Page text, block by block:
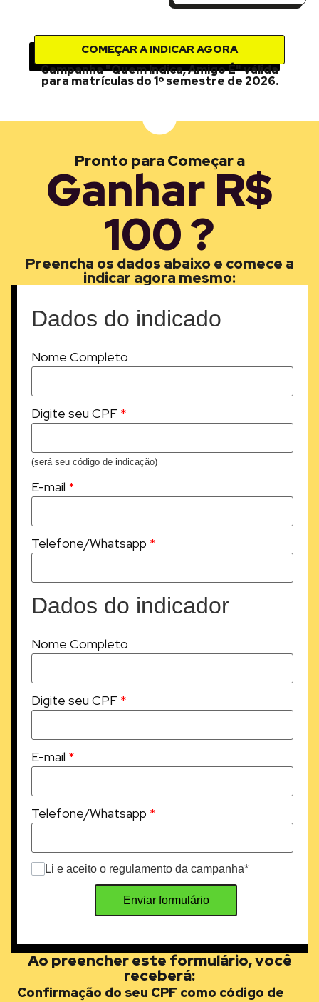
COMEÇAR A INDICAR AGORA
Campanha "Quem Indica, Amigo É" válida
para matrículas do 1º semestre de 2026.
Ao preencher este formulário, você
receberá:
Confirmação do seu CPF como código de
Pronto para Começar a
Ganhar R$
100 ?
Preencha os dados abaixo e comece a
indicar agora mesmo:
Dados do indicado
Nome Completo
Digite seu CPF *
(será seu código de indicação)
E-mail *
Telefone/Whatsapp *
Dados do indicador
Nome Completo
Digite seu CPF *
E-mail *
Telefone/Whatsapp *
Li e aceito o regulamento da campanha*
Enviar formulário